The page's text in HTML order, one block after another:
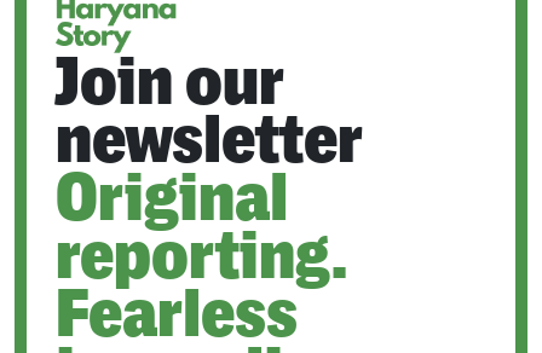
Join our
newsletter
Original
reporting.
Fearless